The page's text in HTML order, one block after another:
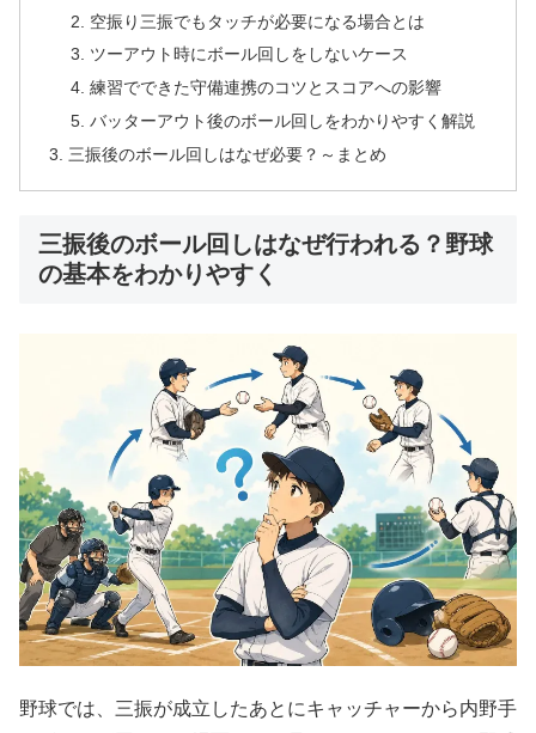
空振り三振でもタッチが必要になる場合とは
ツーアウト時にボール回しをしないケース
練習でできた守備連携のコツとスコアへの影響
バッターアウト後のボール回しをわかりやすく解説
三振後のボール回しはなぜ必要？～まとめ
三振後のボール回しはなぜ行われる？野球
の基本をわかりやすく
野球では、三振が成立したあとにキャッチャーから内野手